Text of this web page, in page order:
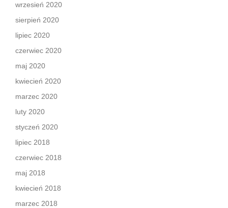
wrzesień 2020
sierpień 2020
lipiec 2020
czerwiec 2020
maj 2020
kwiecień 2020
marzec 2020
luty 2020
styczeń 2020
lipiec 2018
czerwiec 2018
maj 2018
kwiecień 2018
marzec 2018